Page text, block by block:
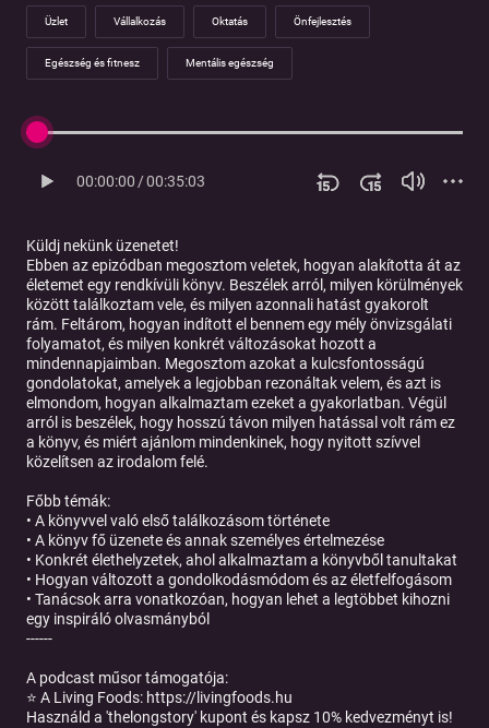
Üzlet Vállalkozás Oktatás Önfejlesztés
Egészség és fitnesz Mentális egészség
00:00:00/00:35:03
Küldj nekünk üzenetet!
Ebben az epizódban megosztom veletek, hogyan alakította át az
életemet egy rendkívüli könyv. Beszélek arról, milyen körülmények
között találkoztam vele, és milyen azonnali hatást gyakorolt
rám. Feltárom, hogyan indított el bennem egy mély önvizsgálati
folyamatot, és milyen konkrét változásokat hozott a
mindennapjaimban. Megosztom azokat a kulcsfontosságú
gondolatokat, amelyek a legjobban rezonáltak velem, és azt is
elmondom, hogyan alkalmaztam ezeket a gyakorlatban. Végül
arról is beszélek, hogy hosszú távon milyen hatással volt rám ez
a könyv, és miért ajánlom mindenkinek, hogy nyitott szívvel
közelítsen az irodalom felé.
Főbb témák:
• A könyvvel való első találkozásom története
• A könyv fő üzenete és annak személyes értelmezése
• Konkrét élethelyzetek, ahol alkalmaztam a könyvből tanultakat
• Hogyan változott a gondolkodásmódom és az életfelfogásom
• Tanácsok arra vonatkozóan, hogyan lehet a legtöbbet kihozni
egy inspiráló olvasmányból
------
A podcast műsor támogatója:
⭐️ A Living Foods: https://livingfoods.hu
Használd a 'thelongstory' kupont és kapsz 10% kedvezményt is!